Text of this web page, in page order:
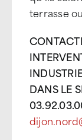
terrasse
DANS LE